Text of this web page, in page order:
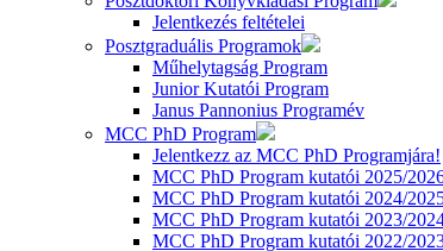
Jelentkezés feltételei
Posztgraduális Programok
Műhelytagság Program
Junior Kutatói Program
Janus Pannonius Programév
MCC PhD Program
Jelentkezz az MCC PhD Programjára!
MCC PhD Program kutatói 2025/
MCC PhD Program kutatói 2024/
MCC PhD Program kutatói 2023/
MCC PhD Program kutatói 2022/